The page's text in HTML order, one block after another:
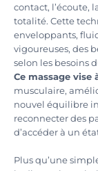
contact, l’écoute,
totalité. Cette
enveloppants,
vigoureuses, des
selon les besoins
Ce massage vise
musculaire,
nouvel équilibre
reconnecter des
d’accéder à un
Plus qu’une